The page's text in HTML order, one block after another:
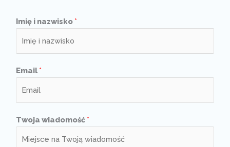
Imię i nazwisko *
Email *
Twoja wiadomość *